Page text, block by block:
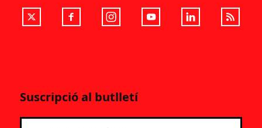
Suscripció al butlletí